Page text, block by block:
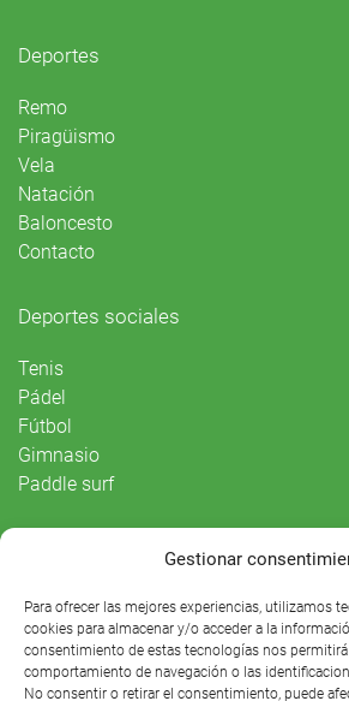
Gestionar
Para ofrecer las mejores experiencias, utilizamos
cookies para almacenar y/o acceder a la
consentimiento de estas tecnologías nos
comportamiento de navegación o las
No consentir o retirar el consentimiento, puede
Deportes
Remo
Piragüismo
Vela
Natación
Baloncesto
Contacto
Deportes sociales
Tenis
Pádel
Fútbol
Gimnasio
Paddle surf
Agenda